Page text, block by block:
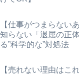
【仕事がつまらない
知らない「退屈の正
る”科学的な”対処法
【売れない理由はこ